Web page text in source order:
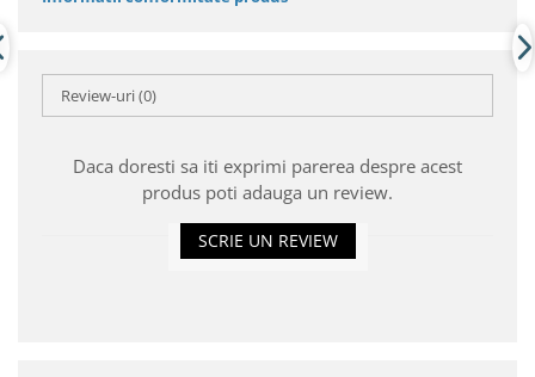
Review-uri(0)
Daca doresti sa iti exprimi parerea despre acest
produs poti adauga un review.
SCRIE UN REVIEW